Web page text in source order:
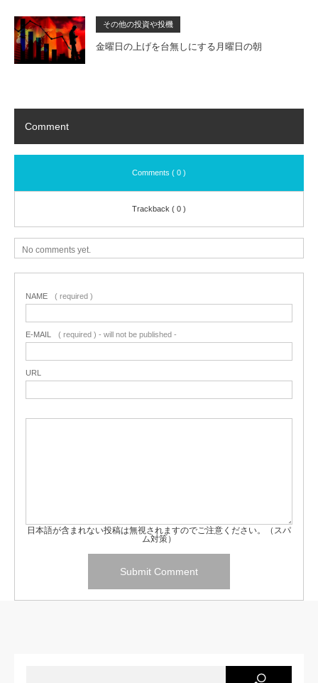
その他の投資や投機
金曜日の上げを台無しにする月曜日の朝
Comment
Comments ( 0 )
Trackback ( 0 )
No comments yet.
NAME ( required )
E-MAIL ( required ) - will not be published -
URL
日本語が含まれない投稿は無視されますのでご注意ください。（スパ
ム対策）